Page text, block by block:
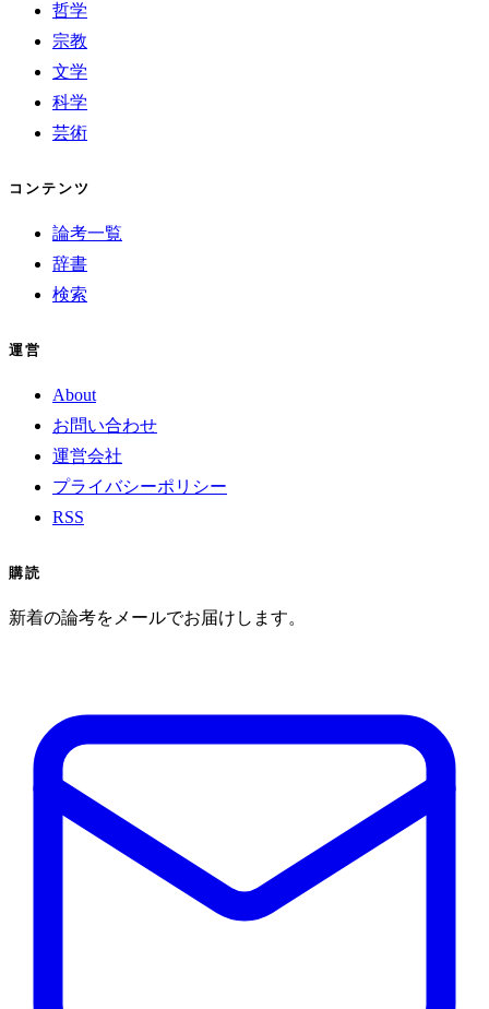
哲学
宗教
文学
科学
芸術
コンテンツ
論考一覧
辞書
検索
運営
About
お問い合わせ
運営会社
プライバシーポリシー
RSS
購読
新着の論考をメールでお届けします。